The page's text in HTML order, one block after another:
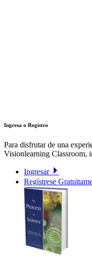
Ingresa o Registro
Para disfrutar de una
Visionlearning Classroom,
Ingresar
Regístrese